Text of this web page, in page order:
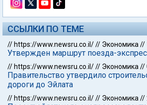
ССЫЛКИ ПО ТЕМЕ
// https://www.newsru.co.il/// Экономика //
Утвержден маршрут поезда-
// https://www.newsru.co.il/// Экономика //
Правительство утвердило
дороги до Эйлата
// https://www.newsru.co.il/// Экономика //